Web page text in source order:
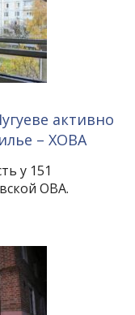
активно
– ХОВА
у 151
ОВА.